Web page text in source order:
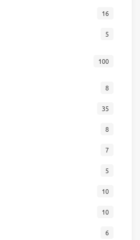
16
5
100
8
35
8
7
5
10
10
6